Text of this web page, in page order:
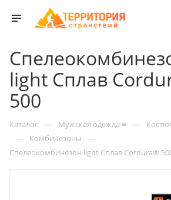
light Сплав
500
Каталог — Мужская одежда ≡ —
— Комбинезоны —
Спелеокомбинезон light Сплав Cordura®